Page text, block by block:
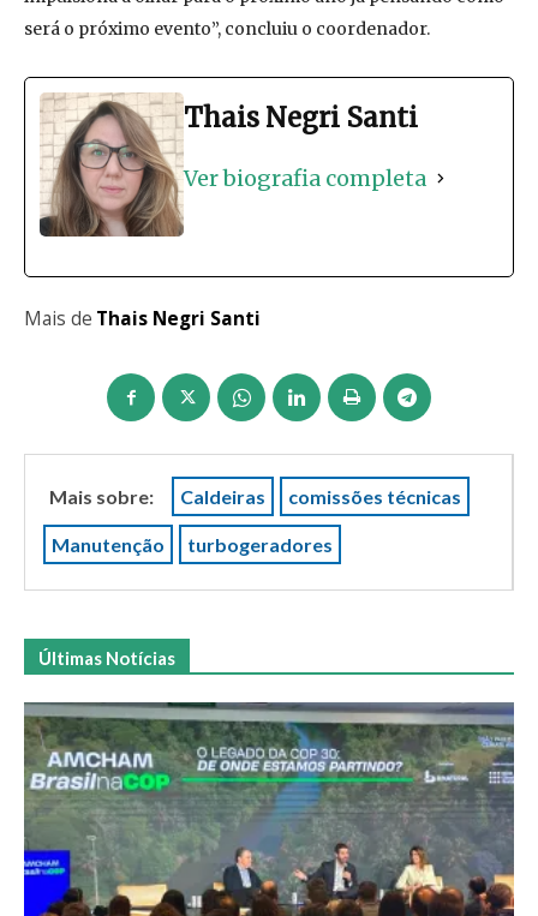
será o próximo evento”, concluiu o coordenador.
Thais Negri Santi
Ver biografia completa
Mais de Thais Negri Santi
Mais sobre: Caldeiras comissões técnicas
Manutenção turbogeradores
Últimas Notícias